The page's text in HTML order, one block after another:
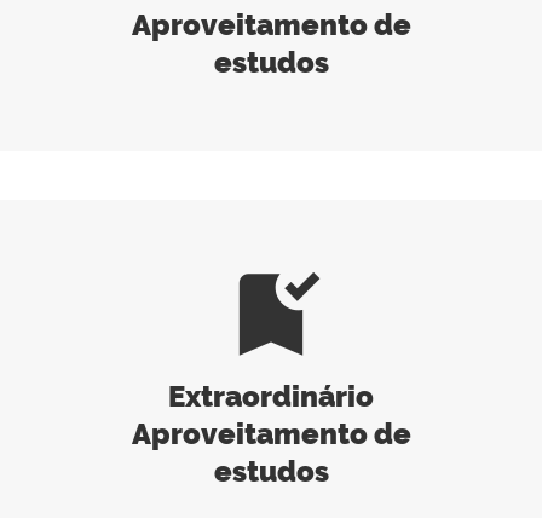
Aproveitamento de
estudos
bookmark_added
Extraordinário
Aproveitamento de
estudos